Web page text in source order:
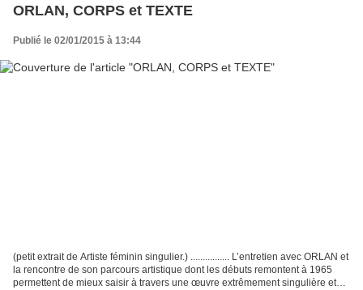
ORLAN, CORPS et TEXTE
Publié le 02/01/2015 à 13:44
(petit extrait de Artiste féminin singulier.) ................ L’entretien avec ORLAN et
la rencontre de son parcours artistique dont les débuts remontent à 1965
permettent de mieux saisir à travers une œuvre extrêmement singulière et